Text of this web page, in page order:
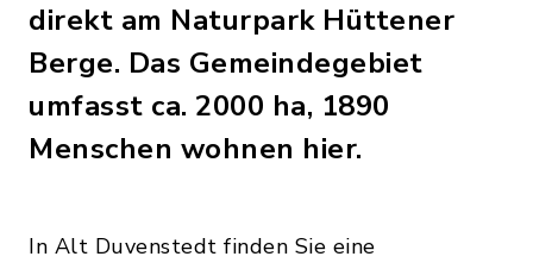
direkt am Naturpark Hüttener
Berge. Das Gemeindegebiet
umfasst ca. 2000 ha, 1890
Menschen wohnen hier.
In Alt Duvenstedt finden Sie eine